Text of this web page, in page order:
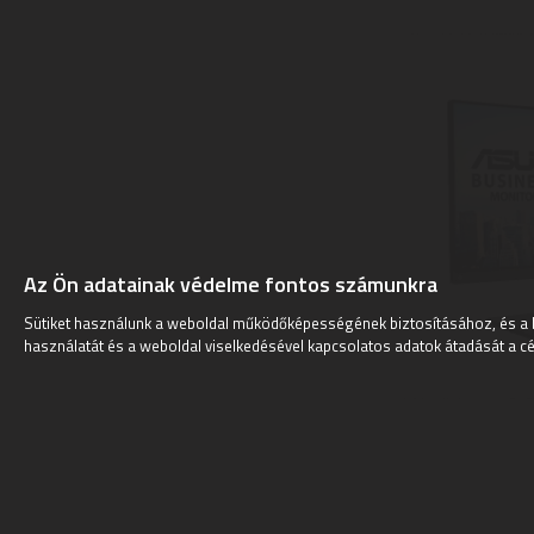
Az Ön adatainak védelme fontos számunkra
Sütiket használunk a weboldal működőképességének biztosításához, és
használatát és a weboldal viselkedésével kapcsolatos adatok átadását